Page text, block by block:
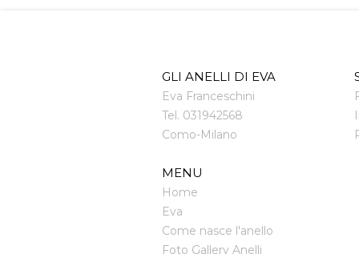
GLI ANELLI DI EVA
Eva Franceschini
Tel. 031942568
Como-Milano
MENU
Home
Eva
Come nasce l'anello
Foto Gallery Anelli